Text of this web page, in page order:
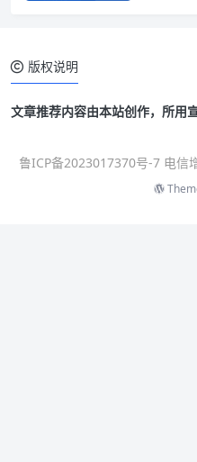
版权说明
文章推荐内容由本站创作，所用
鲁ICP备2023017370号-7 电信